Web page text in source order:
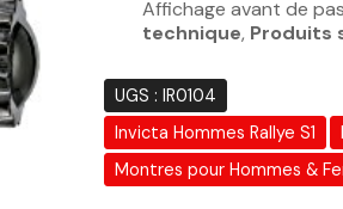
Affichage avant de
technique, Produits
UGS : IR0104
Invicta Hommes Rallye S1
Montres pour Hommes &